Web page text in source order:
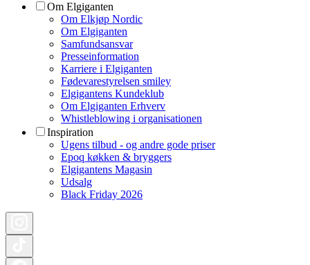
Om Elgiganten
Om Elkjøp Nordic
Om Elgiganten
Samfundsansvar
Presseinformation
Karriere i Elgiganten
Fødevarestyrelsen smiley
Elgigantens Kundeklub
Om Elgiganten Erhverv
Whistleblowing i organisationen
Inspiration
Ugens tilbud - og andre gode priser
Epoq køkken & bryggers
Elgigantens Magasin
Udsalg
Black Friday 2026